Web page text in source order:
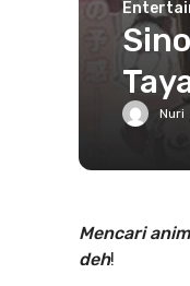
Nuri
Mencari
deh!